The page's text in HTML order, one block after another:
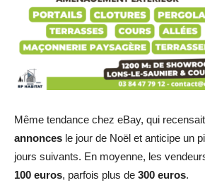
Même tendance chez eBay, qui recensait
annonces le jour de Noël et anticipe un
jours suivants. En moyenne, les
100 euros, parfois plus de 300 euros.